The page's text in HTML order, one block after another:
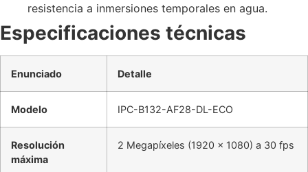
resistencia a inmersiones temporales en agua.
Especificaciones técnicas
Enunciado Detalle
Modelo IPC-B132-AF28-DL-ECO
Resolución
máxima
2 Megapíxeles (1920 × 1080) a 30 fps